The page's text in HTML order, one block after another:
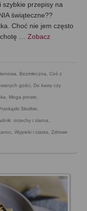
szybkie przepisy na
świąteczne??
Choć nie jem często
… Zobacz
, Bezmleczna, Coś z
gości, Do kawy czy
, Mega proste,
Słodkie,
orzechy i ziarna,
, Wypieki i ciasta, Zdrowe